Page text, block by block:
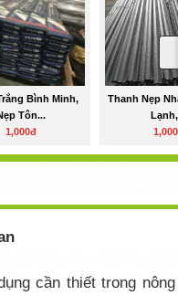
Bình Minh,
Tôn...
1,000đ
Thanh Nẹp
cần thiết trong